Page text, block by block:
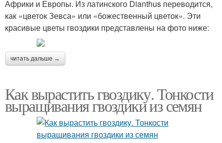
Африки и Европы. Из латинского Dianthus переводится,
как «цветок Зевса» или «божественный цветок». Эти
красивые цветы гвоздики представлены на фото ниже:
читать дальше →
Как вырастить гвоздику. Тонкости
выращивания гвоздики из семян